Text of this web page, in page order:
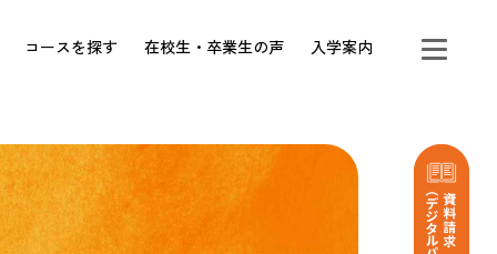
コースを探す 在校生・卒業生の声 入学案内